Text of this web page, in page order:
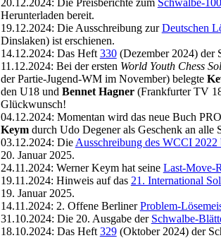
20.12.2024: Die Preisberichte zum Schwalbe-
Herunterladen bereit.
19.12.2024: Die Ausschreibung zurDeutschen
Dinslaken) ist erschienen.
14.12.2024: Das Heft 330(Dezember 2024) der
11.12.2024: Bei der ersten World Youth Chess
der Partie-Jugend-WM im November) belegte
den U18 und Bennet Hagner(Frankfurter TV
Glückwunsch!
04.12.2024: Momentan wird das neue Buch
Keymdurch Udo Degener als Geschenk an alle
03.12.2024: Die Ausschreibung des WCCI 2022
20. Januar 2025.
24.11.2024: Werner Keym hat seine Last-Move-
19.11.2024: Hinweis auf das 21. International
19. Januar 2025.
14.11.2024: 2. Offene BerlinerProblem-
31.10.2024: Die 20. Ausgabe der Schwalbe-
18.10.2024: Das Heft 329(Oktober 2024) der